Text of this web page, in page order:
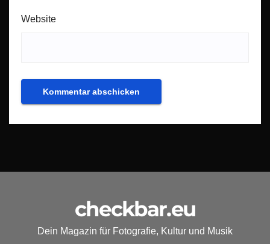
Website
checkbar.eu
Dein Magazin für Fotografie, Kultur und Musik